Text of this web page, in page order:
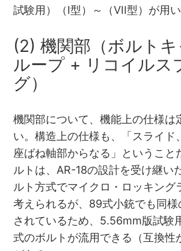
試験用）（I型）～（VII型）が用い
(2) 機関部（ボルト
ループ + リコイルス
グ）
機関部について、機能上の仕様は
い。構造上の仕様も、「スライド
座ばね軸部からなる」ということ
ルトは、AR-18の設計を受け継い
ルト方式でマイクロ・ロッキング
考えられるが、89式小銃でも同様
されているため、5.56mm版試験
式のボルトが流用できる（互換性